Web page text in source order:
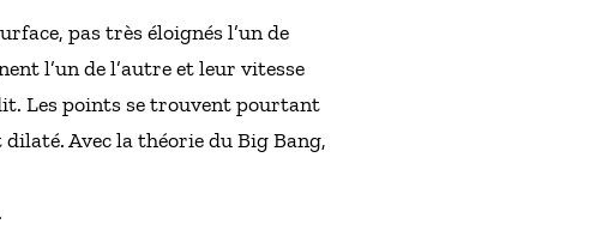
pas très éloignés l’un de
l’un de l’autre et leur vitesse
Les points se trouvent pourtant
Avec la théorie du Big Bang,